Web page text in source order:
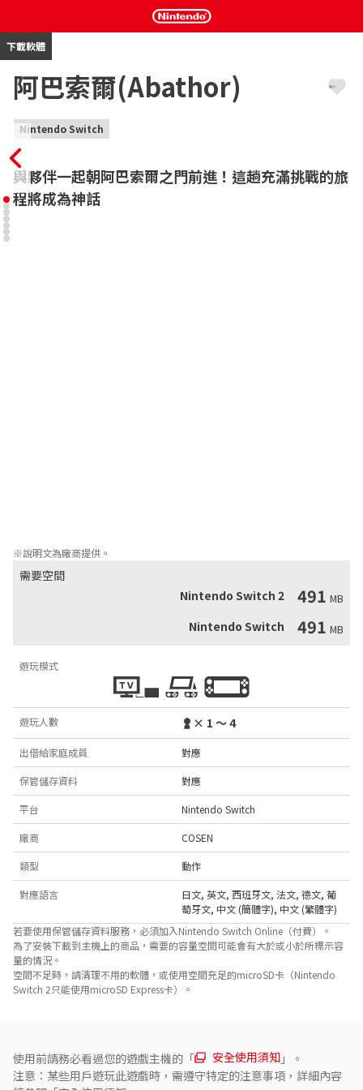
下載軟體
阿巴索爾(Abathor)
Nintendo Switch
與夥伴一起朝阿巴索爾之門前進！這趟充滿挑戰的旅
程將成為神話
※說明文為廠商提供。
需要空間
Nintendo Switch 2
491 MB
Nintendo Switch 491 MB
遊玩模式
遊玩人數 × 1 ～ 4
出借給家庭成員 對應
保管儲存資料 對應
平台 Nintendo Switch
廠商 COSEN
類型 動作
對應語言 日文, 英文, 西班牙文, 法文, 德文, 葡
萄牙文, 中文 (簡體字), 中文 (繁體字)
若要使用保管儲存資料服務，必須加入Nintendo Switch Online（付費）。
為了安裝下載到主機上的商品，需要的容量空間可能會有大於或小於所標示容
量的情況。
空間不足時，請清理不用的軟體，或使用空間充足的microSD卡（Nintendo
Switch 2只能使用microSD Express卡）。
使用前請務必看過您的遊戲主機的「 安全使用須知 」。
注意：某些用戶遊玩此遊戲時，需遵守特定的注意事項，詳細內容